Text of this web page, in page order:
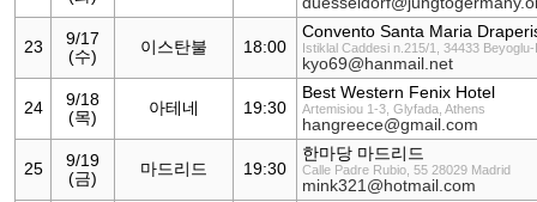
23
9/17
(수)
이스탄불 18:00
Convento Santa Maria
Istiklal Caddesi n.215/1, 34433
kyo69@hanmail.net
24
9/18
(목)
아테네 19:30
Best Western Fenix Hotel
Artemisiou 1-3, Glyfada, Athens
hangreece@gmail.com
25
9/19
(금)
마드리드 19:30
한마당 마드리드
Calle Padre Rubio, 55 28029 Madrid
mink321@hotmail.com